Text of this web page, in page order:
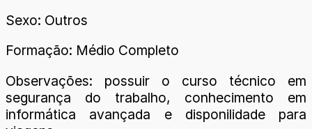
Sexo: Outros
Formação: Médio Completo
Observações: possuir o curso técnico em
segurança do trabalho, conhecimento em
informática avançada e disponilidade para